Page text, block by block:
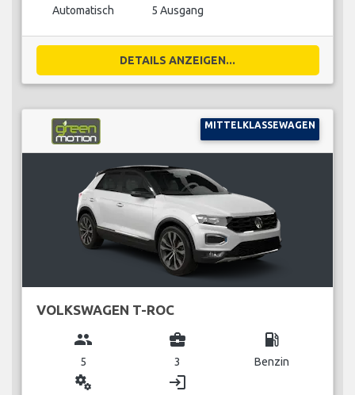
Automatisch 5 Ausgang
DETAILS ANZEIGEN...
MITTELKLASSEWAGEN
VOLKSWAGEN T-ROC
group
5
business_center
3
local_gas_station
Benzin
miscellaneous_services login